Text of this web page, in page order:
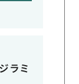
ラミ